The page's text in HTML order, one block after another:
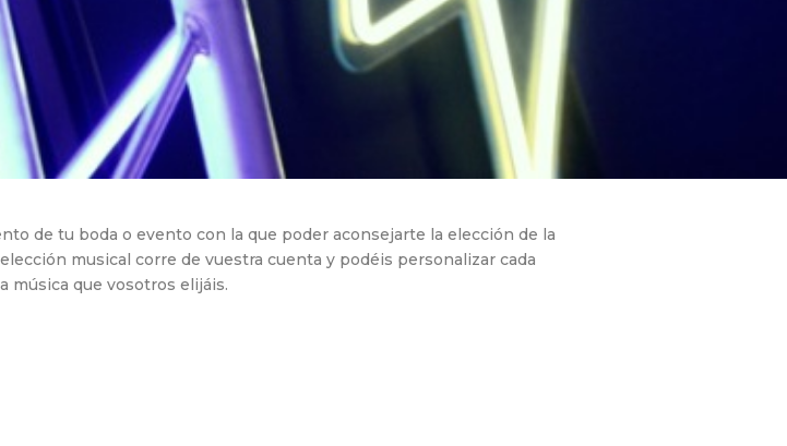
de tu boda o evento con la que poder aconsejarte la elección de la
musical corre de vuestra cuenta y podéis personalizar cada
música que vosotros elijáis.